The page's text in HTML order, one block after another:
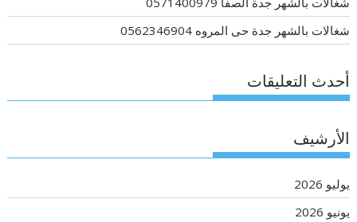
شغالات بالشهر جدة حى المروه 0562346904
أحدث التعليقات
الأرشيف
يوليو 2026
يونيو 2026